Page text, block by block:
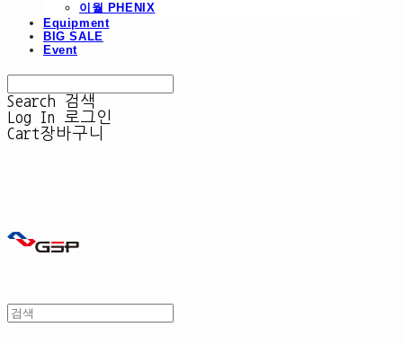
이월 PHENIX
Equipment
BIG SALE
Event
Search
검색
Log In
로그인
Cart장바구니